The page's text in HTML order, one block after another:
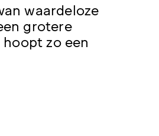
waardeloze
grotere
zo een